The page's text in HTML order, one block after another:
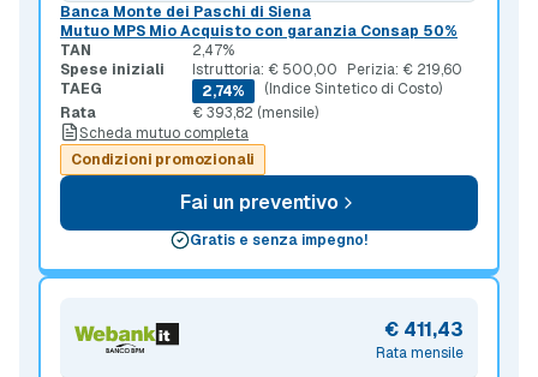
Banca Monte dei Paschi di Siena
Mutuo MPS Mio Acquisto con garanzia Consap 50%
TAN
2,47%
Spese iniziali
Istruttoria: € 500,00
Perizia: € 219,60
TAEG
2,74%
(Indice Sintetico di Costo)
Rata
€ 393,82 (mensile)
Scheda mutuo completa
Condizioni promozionali
Fai un preventivo
Gratis e senza impegno!
Rata mensile
€ 411,43